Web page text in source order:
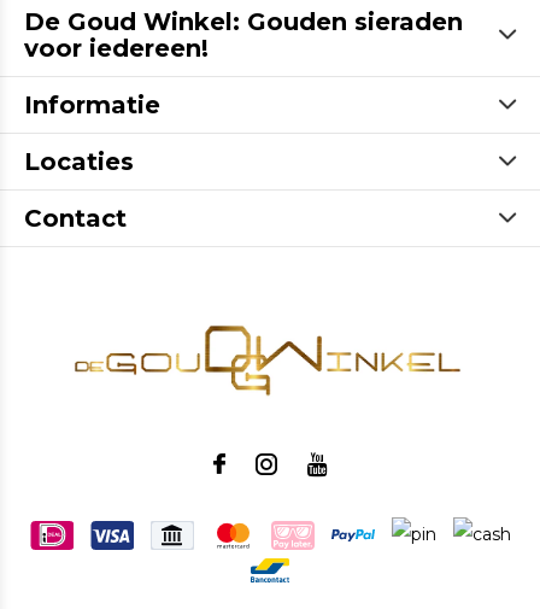
De Goud Winkel: Gouden sieraden
voor iedereen!
Informatie
Locaties
Contact